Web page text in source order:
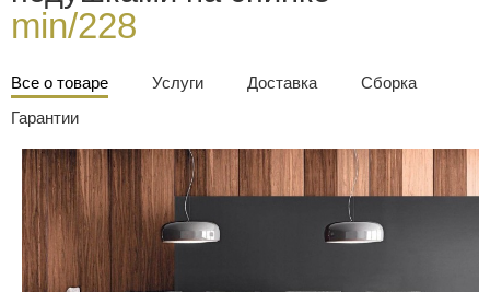
min/228
Все о товаре Услуги Доставка
Сборка
Гарантии